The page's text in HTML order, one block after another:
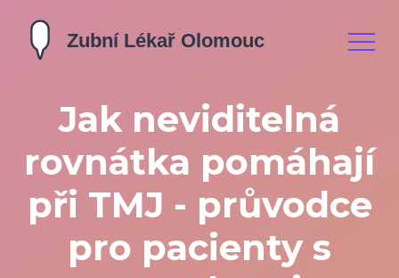
Jak neviditelná
rovnátka pomáhají
při TMJ - průvodce
pro pacienty s